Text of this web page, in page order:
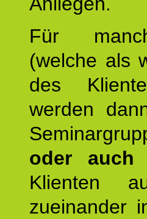
Für
(welche als
des
werden
oder auch
Klienten
zueinander